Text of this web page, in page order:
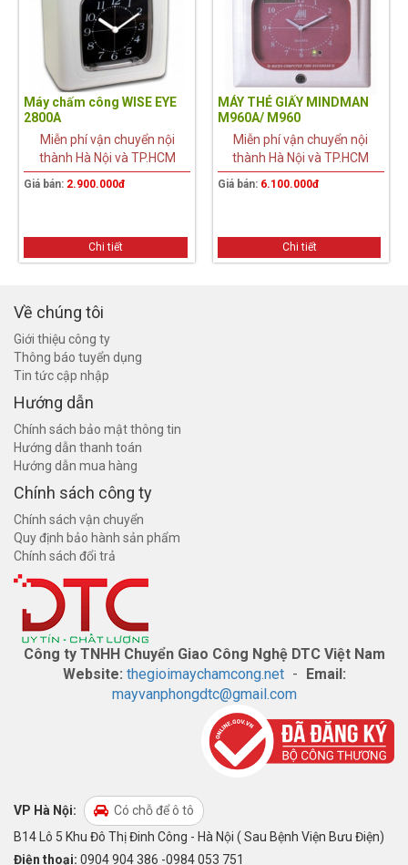
Máy chấm công WISE EYE
2800A
Miễn phí vận chuyển nội
thành Hà Nội và TP.HCM
Giá bán: 2.900.000đ
Chi tiết
MÁY THẺ GIẤY MINDMAN
M960A/ M960
Miễn phí vận chuyển nội
thành Hà Nội và TP.HCM
Giá bán: 6.100.000đ
Chi tiết
Về chúng tôi
Giới thiệu công ty
Thông báo tuyển dụng
Tin tức cập nhập
Hướng dẫn
Chính sách bảo mật thông tin
Hướng dẫn thanh toán
Hướng dẫn mua hàng
Chính sách công ty
Chính sách vận chuyển
Quy định bảo hành sản phẩm
Chính sách đổi trả
Công ty TNHH Chuyển Giao Công Nghệ DTC Việt Nam
Website: thegioimaychamcong.net -
Email:
mayvanphongdtc@gmail.com
VP Hà Nội:
Có chỗ để ô tô
B14 Lô 5 Khu Đô Thị Đinh Công - Hà Nội ( Sau Bệnh Viện Bưu Điện)
Điện thoại: 0904 904 386 -0984 053 751